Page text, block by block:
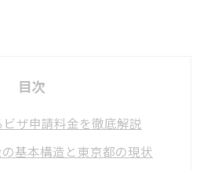
目次
ザ申請料金を徹底解説
基本構造と東京都の現状